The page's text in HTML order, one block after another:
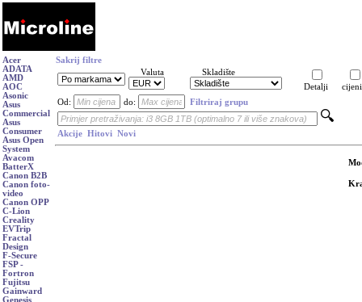
Acer
ADATA
AMD
AOC
Asonic
Asus
Commercial
Asus
Consumer
Asus Open
System
Avacom
BatterX
Canon B2B
Canon foto-
video
Canon OPP
C-Lion
Creality
EVTrip
Fractal
Design
F-Secure
FSP -
Fortron
Fujitsu
Gainward
Genesis
Sakrij filtre
Valuta
Skladište
Detalji
cijeni
Od:
do: Filtriraj grupu
Akcije Hitovi Novi